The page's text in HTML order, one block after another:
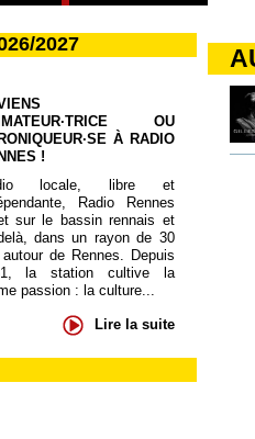
2027
OU
À RADIO
!
locale, libre et
Radio Rennes
sur le bassin rennais et
dans un rayon de 30
autour de Rennes. Depuis
la station cultive la
passion : la culture...
Lire la suite